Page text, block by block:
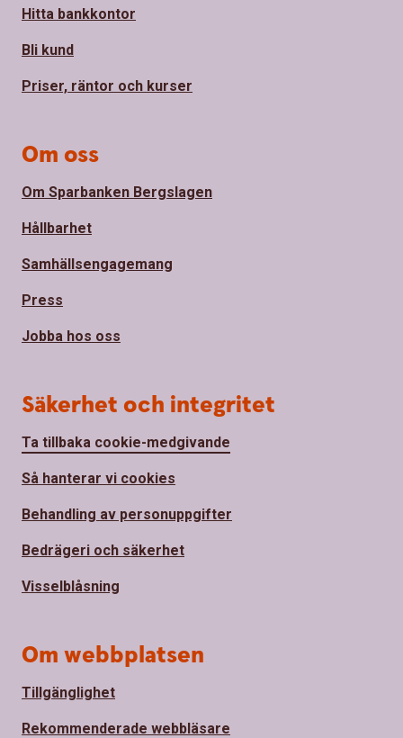
Hitta bankkontor
Bli kund
Priser, räntor och kurser
Om oss
Om Sparbanken Bergslagen
Hållbarhet
Samhällsengagemang
Press
Jobba hos oss
Säkerhet och integritet
Ta tillbaka cookie-medgivande
Så hanterar vi cookies
Behandling av personuppgifter
Bedrägeri och säkerhet
Visselblåsning
Om webbplatsen
Tillgänglighet
Rekommenderade webbläsare